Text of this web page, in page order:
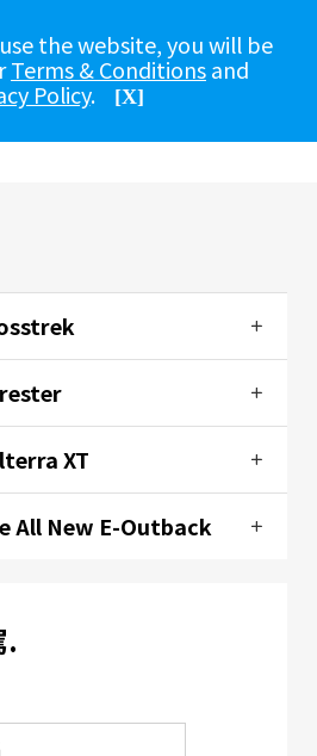
the website, you will be
Terms & Conditionsand
Policy. [X]
XT
All New E-Outback
.